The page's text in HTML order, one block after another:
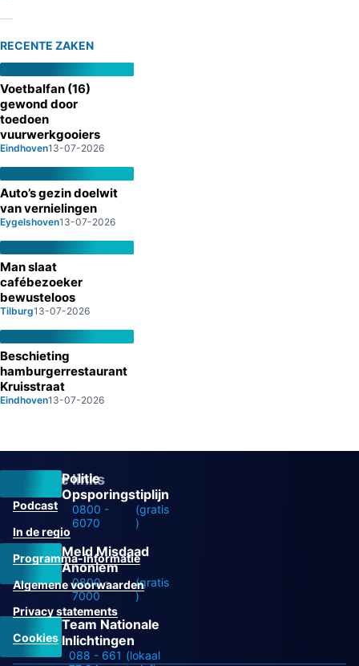
RECENTE ZAKEN
Voetbalfan (16)
gewond door
toedoen
vuurwerkgooiers
Eindhoven13-07-2026
Auto’s gezin doelwit
van vernielingen
Eygelshoven13-07-2026
Man slaat
cafébezoeker
bewusteloos
Tilburg13-07-2026
Beschieting
hamburgerrestaurant
Kruisstraat
Eindhoven13-07-2026
Politie
Opsporingstiplijn
0800 -
6070
(gratis
)
Meld Misdaad
Anoniem
0800 -
7000
(gratis
)
Team Nationale
Inlichtingen
088 - 661 (lokaal
Overige links
Podcast
In de regio
Programma-informatie
Algemene voorwaarden
Privacy statements
Cookies